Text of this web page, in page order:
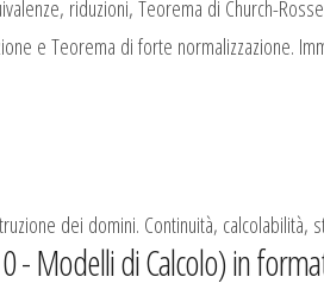
riduzioni, Teorema di Church-
e Teorema di forte normalizzazione.
dei domini. Continuità, calcolabilità,
- Modelli di Calcolo) in